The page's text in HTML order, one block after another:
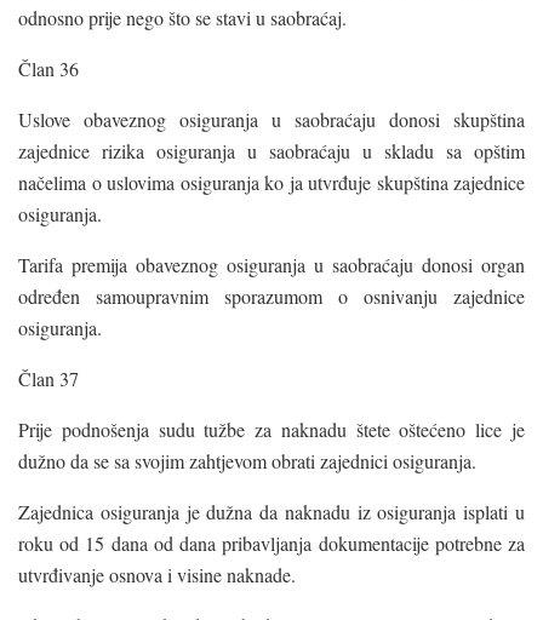
odnosno prije nego što se stavi u saobraćaj.
Član 36
Uslove obaveznog osiguranja u saobraćaju donosi skupština
zajednice rizika osiguranja u saobraćaju u skladu sa opštim
načelima o uslovima osiguranja ko ja utvrđuje skupština zajednice
osiguranja.
Tarifa premija obaveznog osiguranja u saobraćaju donosi organ
određen samoupravnim sporazumom o osnivanju zajednice
osiguranja.
Član 37
Prije podnošenja sudu tužbe za naknadu štete oštećeno lice je
dužno da se sa svojim zahtjevom obrati zajednici osiguranja.
Zajednica osiguranja je dužna da naknadu iz osiguranja isplati u
roku od 15 dana od dana pribavljanja dokumentacije potrebne za
utvrđivanje osnova i visine naknade.